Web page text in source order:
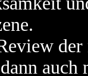
auch